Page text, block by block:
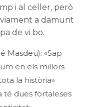
i al celler, però
a damunt
de vi bo.
Masdeu): «Sap
en els millors
la història»
té dues fortaleses